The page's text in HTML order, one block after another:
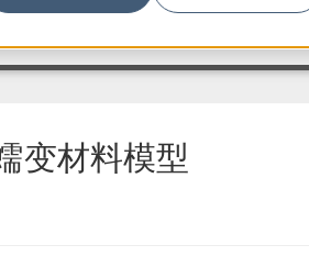
变材料模型